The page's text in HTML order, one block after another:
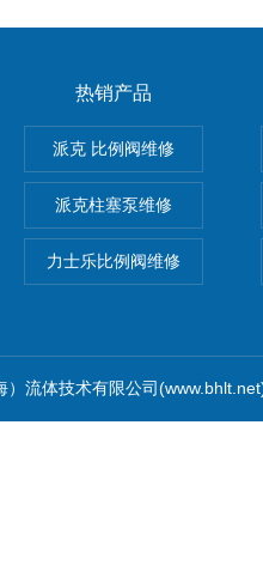
热销产品
派克 比例阀维修
派克柱塞泵维修
力士乐比例阀维修
流体技术有限公司